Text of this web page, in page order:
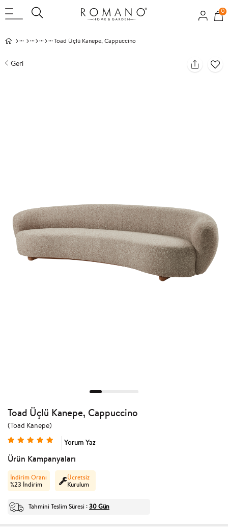
0
Toad Üçlü Kanepe, Cappuccino
Geri
Toad Üçlü Kanepe, Cappuccino
(Toad Kanepe)
Yorum Yaz
Ürün Kampanyaları
İndirim Oranı
%23 İndirim
Ücretsiz
Kurulum
Tahmini Teslim Süresi : 30 Gün